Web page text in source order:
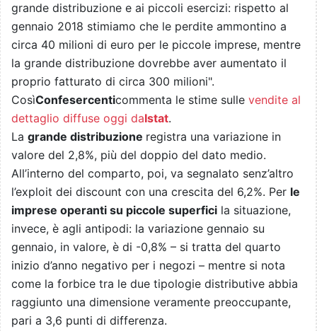
grande distribuzione e ai piccoli esercizi: rispetto al
gennaio 2018 stimiamo che le perdite ammontino a
circa 40 milioni di euro per le piccole imprese, mentre
la grande distribuzione dovrebbe aver aumentato il
proprio fatturato di circa 300 milioni".
CosìConfesercenticommenta le stime sulle vendite al
dettaglio diffuse oggi daIstat.
La grande distribuzione registra una variazione in
valore del 2,8%, più del doppio del dato medio.
All’interno del comparto, poi, va segnalato senz’altro
l’exploit dei discount con una crescita del 6,2%. Per le
imprese operanti su piccole superfici la situazione,
invece, è agli antipodi: la variazione gennaio su
gennaio, in valore, è di -0,8% – si tratta del quarto
inizio d’anno negativo per i negozi – mentre si nota
come la forbice tra le due tipologie distributive abbia
raggiunto una dimensione veramente preoccupante,
pari a 3,6 punti di differenza.